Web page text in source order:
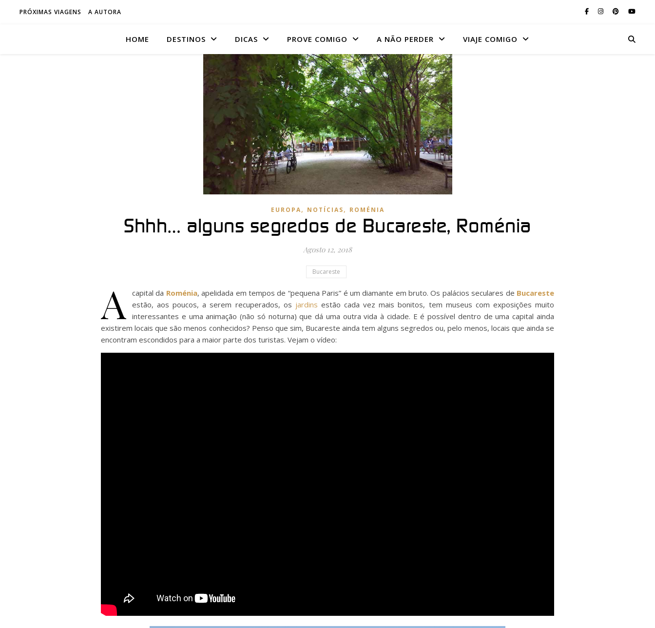
PRÓXIMAS VIAGENS A AUTORA
HOME DESTINOS DICAS PROVE COMIGO A NÃO PERDER VIAJE COMIGO
EUROPA, NOTÍCIAS, ROMÉNIA
Shhh… alguns segredos de Bucareste, Roménia
Agosto 12, 2018
Bucareste
A capital da Roménia, apelidada em tempos de “pequena Paris” é um diamante em bruto. Os palácios seculares de Bucareste
estão, aos poucos, a serem recuperados, os jardins estão cada vez mais bonitos, tem museus com exposições muito
interessantes e uma animação (não só noturna) que dá uma outra vida à cidade. E é possível dentro de uma capital ainda
existirem locais que são menos conhecidos? Penso que sim, Bucareste ainda tem alguns segredos ou, pelo menos, locais que ainda se
encontram escondidos para a maior parte dos turistas. Vejam o vídeo: